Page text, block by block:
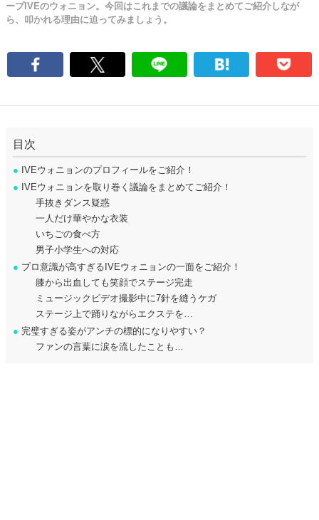
ープIVEのウォニョン。今回はこれまでの議論をまとめてご紹介しなが
ら、叩かれる理由に迫ってみましょう。
目次
● IVEウォニョンのプロフィールをご紹介！
● IVEウォニョンを取り巻く議論をまとめてご紹介！
手抜きダンス疑惑
一人だけ華やかな衣装
いちごの食べ方
男子小学生への対応
● プロ意識が高すぎるIVEウォニョンの一面をご紹介！
膝から出血しても笑顔でステージ完走
ミュージックビデオ撮影中に7針を縫うケガ
ステージ上で踊りながらエクステを…
● 完璧すぎる姿がアンチの標的になりやすい？
ファンの言葉に涙を流したことも…